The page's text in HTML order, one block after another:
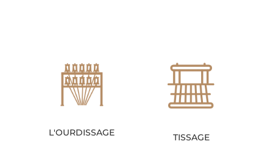
L'OURDISSAGE TISSAGE